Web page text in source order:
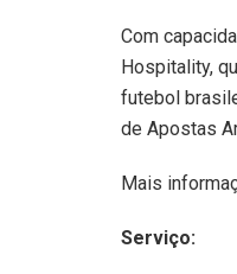
Com
Hospitality,
futebol
de Apostas
Mais
Serviço: